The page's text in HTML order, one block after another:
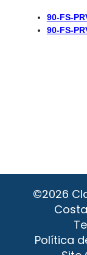
90-FS-
90-FS-
©2026
Política